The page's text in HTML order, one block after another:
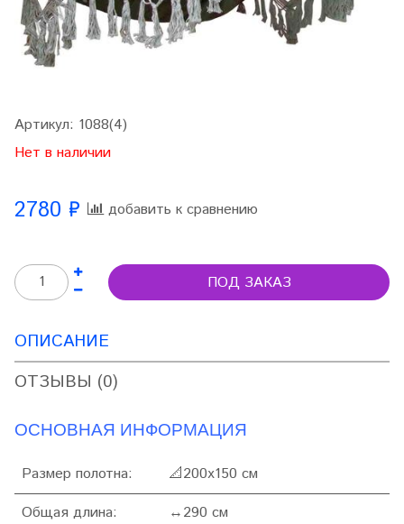
Артикул: 1088(4)
Нет в наличии
2780 ₽ добавить к сравнению
ПОД ЗАКАЗ
ОПИСАНИЕ
ОТЗЫВЫ (0)
ОСНОВНАЯ ИНФОРМАЦИЯ
Размер полотна: 📐200х150 см
Общая длина:
↔290 см